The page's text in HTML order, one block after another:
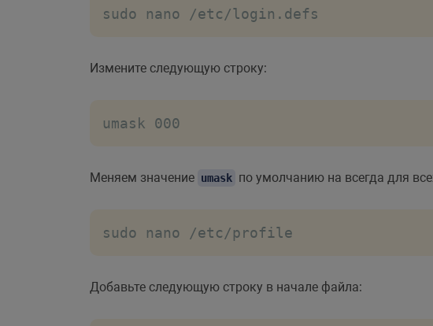
sudo nano /etc/login.defs
Измените следующую строку:
umask 000
Меняем значение umask по умолчанию на всегда для
sudo nano /etc/profile
Добавьте следующую строку в начале файла: